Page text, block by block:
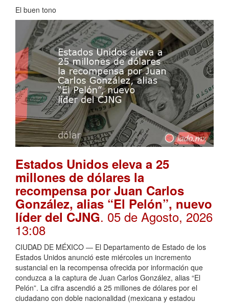
El buen tono
Estados Unidos eleva a 25
millones de dólares la
recompensa por Juan Carlos
González, alias “El Pelón”, nuevo
líder del CJNG. 05 de Agosto, 2026
13:08
CIUDAD DE MÉXICO — El Departamento de Estado de los
Estados Unidos anunció este miércoles un incremento
sustancial en la recompensa ofrecida por información que
conduzca a la captura de Juan Carlos González, alias “El
Pelón”. La cifra ascendió a 25 millones de dólares por el
ciudadano con doble nacionalidad (mexicana y estadou